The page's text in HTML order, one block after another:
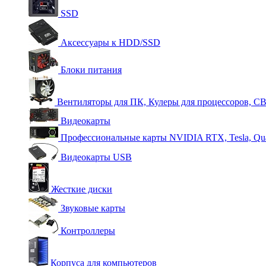
SSD
Аксессуары к HDD/SSD
Блоки питания
Вентиляторы для ПК, Кулеры для процессоров,
Видеокарты
Профессиональные карты NVIDIA RTX, Tesla,
Видеокарты USB
Жесткие диски
Звуковые карты
Контроллеры
Корпуса для компьютеров